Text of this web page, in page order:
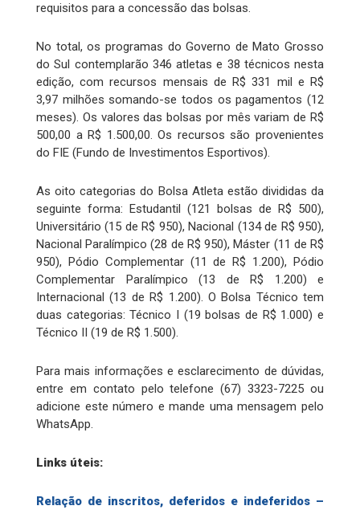
requisitos para a concessão das bolsas.
No total, os programas do Governo de Mato Grosso
do Sul contemplarão 346 atletas e 38 técnicos nesta
edição, com recursos mensais de R$ 331 mil e R$
3,97 milhões somando-se todos os pagamentos (12
meses). Os valores das bolsas por mês variam de R$
500,00 a R$ 1.500,00. Os recursos são provenientes
do FIE (Fundo de Investimentos Esportivos).
As oito categorias do Bolsa Atleta estão divididas da
seguinte forma: Estudantil (121 bolsas de R$ 500),
Universitário (15 de R$ 950), Nacional (134 de R$ 950),
Nacional Paralímpico (28 de R$ 950), Máster (11 de R$
950), Pódio Complementar (11 de R$ 1.200), Pódio
Complementar Paralímpico (13 de R$ 1.200) e
Internacional (13 de R$ 1.200). O Bolsa Técnico tem
duas categorias: Técnico I (19 bolsas de R$ 1.000) e
Técnico II (19 de R$ 1.500).
Para mais informações e esclarecimento de dúvidas,
entre em contato pelo telefone (67) 3323-7225 ou
adicione este número e mande uma mensagem pelo
WhatsApp.
Links úteis:
Relação de inscritos, deferidos e indeferidos –